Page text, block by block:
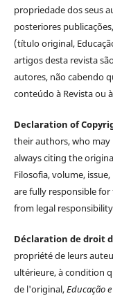
propriedade dos seus
posteriores
(título original,
artigos desta revista
autores, não cabendo
conteúdo à Revista ou
Declaration of
their authors, who
always citing the
Filosofia, volume,
are fully responsible
from legal
Déclaration de droit
propriété de leurs
ultérieure, à condition
de l'original,Educação